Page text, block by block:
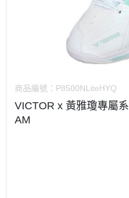
商品編號： P8500NLiteHYQ
VICTOR x 黃雅瓊專屬
AM